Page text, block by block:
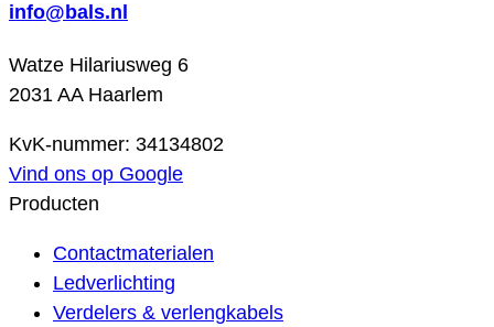
info@bals.nl
Watze Hilariusweg 6
2031 AA Haarlem
KvK-nummer: 34134802
Vind ons op Google
Producten
Contactmaterialen
Ledverlichting
Verdelers & verlengkabels